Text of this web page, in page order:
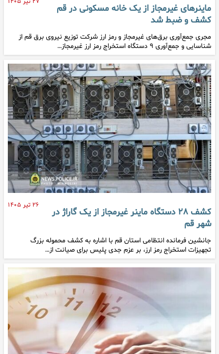
ماینرهای غیرمجاز از یک خانه مسکونی در قم
کشف و ضبط شد
مجری جمع‌آوری برق‌های غیرمجاز و رمز ارز شرکت توزیع نیروی برق قم از
شناسایی و جمع‌آوری ۹ دستگاه استخراج رمز ارز غیرمجاز…
۲۶ تیر ۱۴۰۵
کشف ۲۸ دستگاه ماینر غیرمجاز از یک گاراژ در
شهر قم
جانشین فرمانده انتظامی استان قم با اشاره به کشف محموله بزرگ
تجهیزات استخراج رمز ارز، بر عزم جدی پلیس برای صیانت از…